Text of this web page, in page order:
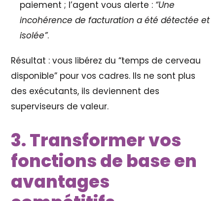
paiement ; l’agent vous alerte : “Une
incohérence de facturation a été détectée et
isolée”.
Résultat : vous libérez du “temps de cerveau
disponible” pour vos cadres. Ils ne sont plus
des exécutants, ils deviennent des
superviseurs de valeur.
3. Transformer vos
fonctions de base en
avantages